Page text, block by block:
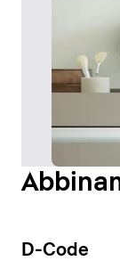
D-Code